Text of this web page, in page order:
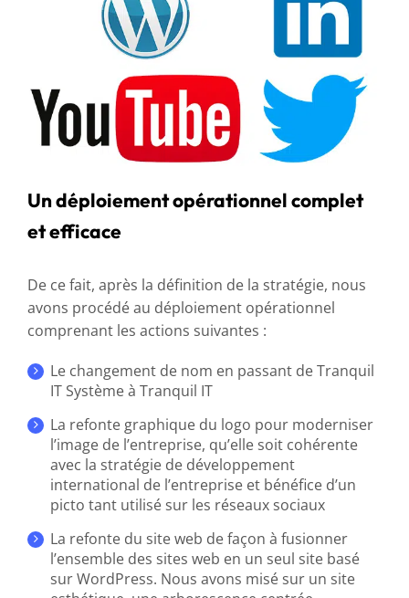
Un déploiement opérationnel complet
et efficace
De ce fait, après la définition de la stratégie, nous
avons procédé au déploiement opérationnel
comprenant les actions suivantes :
Le changement de nom en passant de Tranquil
IT Système à Tranquil IT
La refonte graphique du logo pour moderniser
l’image de l’entreprise, qu’elle soit cohérente
avec la stratégie de développement
international de l’entreprise et bénéfice d’un
picto tant utilisé sur les réseaux sociaux
La refonte du site web de façon à fusionner
l’ensemble des sites web en un seul site basé
sur WordPress. Nous avons misé sur un site